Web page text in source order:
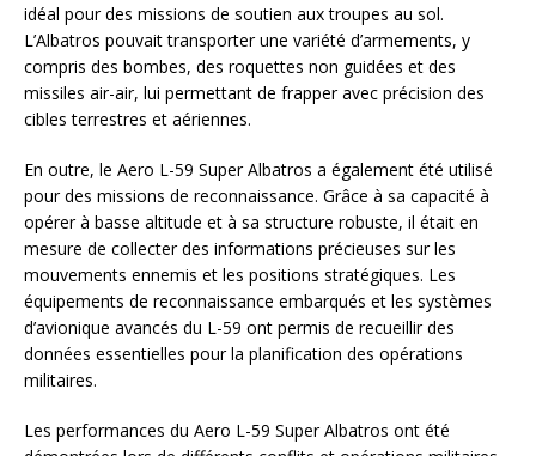
idéal pour des missions de soutien aux troupes au sol.
L’Albatros pouvait transporter une variété d’armements, y
compris des bombes, des roquettes non guidées et des
missiles air-air, lui permettant de frapper avec précision des
cibles terrestres et aériennes.
En outre, le Aero L-59 Super Albatros a également été utilisé
pour des missions de reconnaissance. Grâce à sa capacité à
opérer à basse altitude et à sa structure robuste, il était en
mesure de collecter des informations précieuses sur les
mouvements ennemis et les positions stratégiques. Les
équipements de reconnaissance embarqués et les systèmes
d’avionique avancés du L-59 ont permis de recueillir des
données essentielles pour la planification des opérations
militaires.
Les performances du Aero L-59 Super Albatros ont été